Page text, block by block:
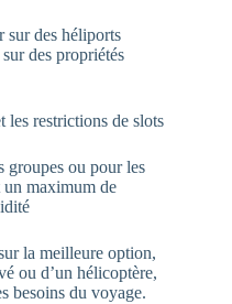
sur des héliports
des propriétés
les restrictions de slots
groupes ou pour les
un maximum de
la meilleure option,
ou d’un hélicoptère,
besoins du voyage.